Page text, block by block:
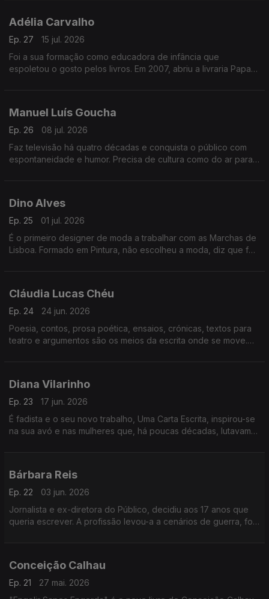
Adélia Carvalho
Ep. 27
15 jul. 2026
Foi a sua formação como educadora de infância que
espoletou o gosto pelos livros. Em 2007, abriu a livraria Papa-
Manuel Luís Goucha
Ep. 26
08 jul. 2026
Faz televisão há quatro décadas e conquista o público com
espontaneidade e humor. Precisa de cultura como do ar para
Dino Alves
Ep. 25
01 jul. 2026
É o primeiro designer de moda a trabalhar com as Marchas de
Lisboa. Formado em Pintura, não escolheu a moda, diz que foi
Cláudia Lucas Chéu
Ep. 24
24 jun. 2026
Poesia, contos, prosa poética, ensaios, crónicas, textos para
teatro e argumentos são os meios da escrita onde se move.
Diana Vilarinho
Ep. 23
17 jun. 2026
É fadista e o seu novo trabalho, Uma Carta Escrita, inspirou-se
na sua avó e nas mulheres que, há poucas décadas, lutavam
Bárbara Reis
Ep. 22
03 jun. 2026
Jornalista e ex-diretora do Público, decidiu aos 17 anos que
queria escrever. A profissão levou-a a cenários de guerra, foi
Conceição Calhau
Ep. 21
27 mai. 2026